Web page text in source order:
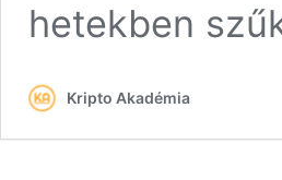
hetekben
Kripto Akadémia